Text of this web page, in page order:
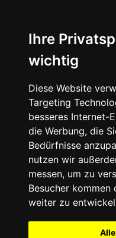
Ihre
wichtig
Diese Website
Targeting
besseres Internet-
die Werbung, die
Bedürfnisse
nutzen wir
messen, um zu
Besucher kommen
weiter zu